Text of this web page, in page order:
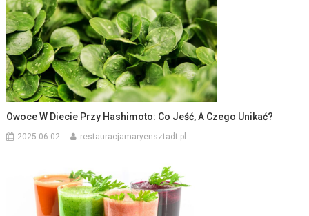
Owoce W Diecie Przy Hashimoto: Co Jeść, A Czego Unikać?
2025-06-02 restauracjamaryensztadt.pl